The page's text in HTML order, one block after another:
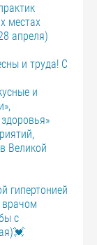
местах
апреля)
и труда! С
и
Великой
гипертонией
врачом
с